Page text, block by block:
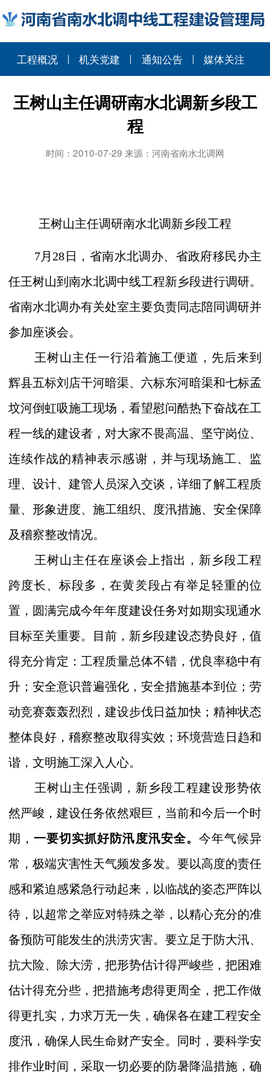
工程概况 机关党建 通知公告 媒体关注
王树山主任调研南水北调新乡段工
程
时间：2010-07-29 来源：河南省南水北调网
王树山主任调研南水北调新乡段工程
7月 28 日
，省南水北调办、省政府移民办主
任王树山到南水北调中线工程新乡段进行调研。
省南水北调办有关处室主要负责同志陪同调研并
参加座谈会。
王树山主任一行沿着施工便道，先后来到
辉县五标刘店干河暗渠、六标东河暗渠和七标孟
坟河倒虹吸施工现场，看望慰问酷热下奋战在工
程一线的建设者，对大家不畏高温、坚守岗位、
连续作战的精神表示感谢，并与现场施工、监
理、设计、建管人员深入交谈，详细了解工程质
量、形象进度、施工组织、度汛措施、安全保障
及稽察整改情况。
王树山主任在座谈会上指出，新乡段工程
跨度长、标段多，在黄羑段占有举足轻重的位
置，圆满完成今年年度建设任务对如期实现通水
目标至关重要。目前，新乡段建设态势良好，值
得充分肯定：工程质量总体不错，优良率稳中有
升；安全意识普遍强化，安全措施基本到位；劳
动竞赛轰轰烈烈，建设步伐日益加快；精神状态
整体良好，稽察整改取得实效；环境营造日趋和
谐，文明施工深入人心。
王树山主任强调，新乡段工程建设形势依
然严峻，建设任务依然艰巨，当前和今后一个时
期， 一要切实抓好防汛度汛安全。 今年气候异
常，极端灾害性天气频发多发。要以高度的责任
感和紧迫感紧急行动起来，以临战的姿态严阵以
待，以超常之举应对特殊之举，以精心充分的准
备预防可能发生的洪涝灾害。要立足于防大汛、
抗大险、除大涝，把形势估计得严峻些，把困难
估计得充分些，把措施考虑得更周全，把工作做
得更扎实，力求万无一失，确保各在建工程安全
度汛，确保人民生命财产安全。同时，要科学安
排作业时间，采取一切必要的防暑降温措施，确